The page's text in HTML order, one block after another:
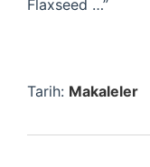
Flaxseed …”
Tarih: Makaleler